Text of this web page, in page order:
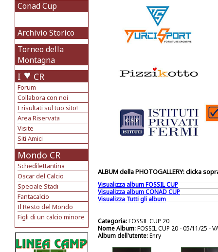
Conad Cup
Archivio Storico
Torneo della
Montagna
I CR
Forum
Collabora con noi
I risultati sul tuo sito!
Area Riservata
Visite
Siti Amici
Mondo CR
Schedilettantina
Oscar del Calcio
Speciale Stadi
Fantacalcio
Il Resto del Mondo
Figli di un calcio minore
ALBUM della PHOTOGALLERY: clicka
Visualizza album FOSSIL CUP
Visualizza album CONAD CUP
Visualizza Tutti gli album
Categoria:FOSSIL CUP 20
Nome Album:FOSSIL CUP 20 - 05/11/25 -
Album dell'utente:Enry